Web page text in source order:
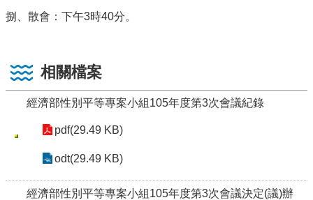
捌、散會：下午3時40分。
相關檔案
經濟部性別平等專案小組105年度第3次會議紀錄
pdf(29.49 KB)
odt(29.49 KB)
經濟部性別平等專案小組105年度第3次會議決定(議)辦